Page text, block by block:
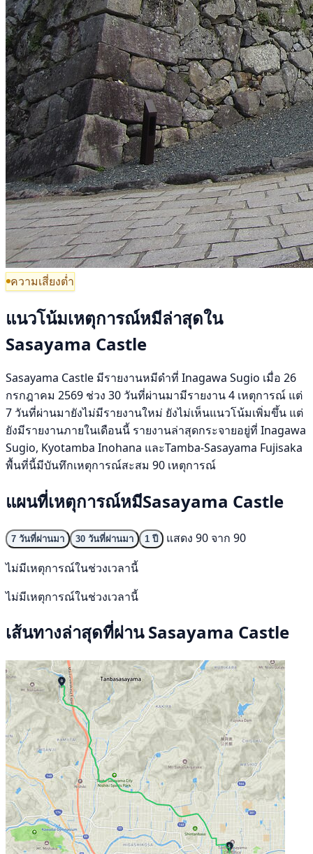
ความเสี่ยงต่ำ
แนวโน้มเหตุการณ์หมีล่าสุดใน
Sasayama Castle
Sasayama Castle มีรายงานหมีดำที่ Inagawa Sugio เมื่อ 26
กรกฎาคม 2569 ช่วง 30 วันที่ผ่านมามีรายงาน 4 เหตุการณ์ แต่
7 วันที่ผ่านมายังไม่มีรายงานใหม่ ยังไม่เห็นแนวโน้มเพิ่มขึ้น แต่
ยังมีรายงานภายในเดือนนี้ รายงานล่าสุดกระจายอยู่ที่ Inagawa
Sugio, Kyotamba Inohana และTamba-Sasayama Fujisaka
พื้นที่นี้มีบันทึกเหตุการณ์สะสม 90 เหตุการณ์
แผนที่เหตุการณ์หมีSasayama Castle
7 วันที่ผ่านมา 30 วันที่ผ่านมา 1 ปี
แสดง 90 จาก 90
ไม่มีเหตุการณ์ในช่วงเวลานี้
ไม่มีเหตุการณ์ในช่วงเวลานี้
เส้นทางล่าสุดที่ผ่าน Sasayama Castle